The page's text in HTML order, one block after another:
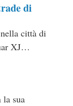
di
città di
XJ…
la sua